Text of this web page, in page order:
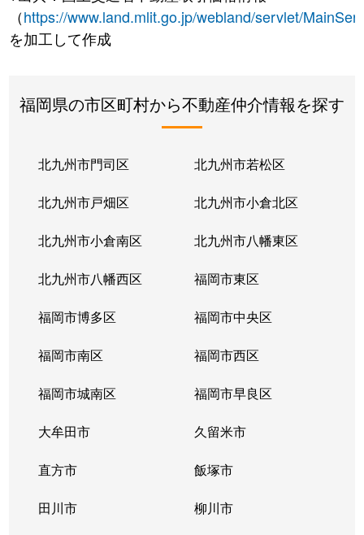
（https://www.land.mlit.go.jp/webland/servlet/
を加工して作成
福岡県の市区町村から不動産仲介情報を探す
北九州市門司区 北九州市若松区
北九州市戸畑区 北九州市小倉北区
北九州市小倉南区 北九州市八幡東区
北九州市八幡西区 福岡市東区
福岡市博多区 福岡市中央区
福岡市南区 福岡市西区
福岡市城南区 福岡市早良区
大牟田市 久留米市
直方市 飯塚市
田川市 柳川市